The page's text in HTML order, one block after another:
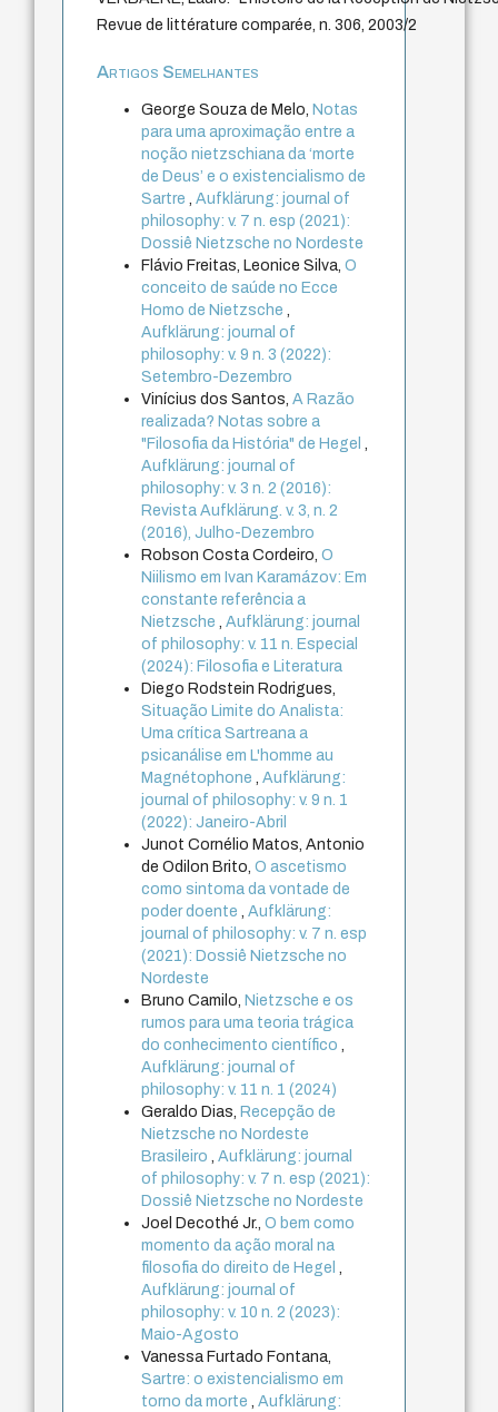
Revue de littérature comparée, n. 306, 2003/2
Artigos Semelhantes
George Souza de Melo, Notas
para uma aproximação entre a
noção nietzschiana da ‘morte
de Deus’ e o existencialismo de
Sartre,Aufklärung: journal of
philosophy: v. 7 n. esp (2021):
Dossiê Nietzsche no Nordeste
Flávio Freitas, Leonice Silva,O
conceito de saúde no Ecce
Homo de Nietzsche,
Aufklärung: journal of
philosophy: v. 9 n. 3 (2022):
Setembro-Dezembro
Vinícius dos Santos,A Razão
realizada? Notas sobre a
"Filosofia da História" de Hegel,
Aufklärung: journal of
philosophy: v. 3 n. 2 (2016):
Revista Aufklärung. v. 3, n. 2
(2016), Julho-Dezembro
Robson Costa Cordeiro,O
Niilismo em Ivan Karamázov: Em
constante referência a
Nietzsche,Aufklärung: journal
of philosophy: v. 11 n. Especial
(2024): Filosofia e Literatura
Diego Rodstein Rodrigues,
Situação Limite do Analista:
Uma crítica Sartreana a
psicanálise em L'homme au
Magnétophone,Aufklärung:
journal of philosophy: v. 9 n. 1
(2022): Janeiro-Abril
Junot Cornélio Matos, Antonio
de Odilon Brito,O ascetismo
como sintoma da vontade de
poder doente,Aufklärung:
journal of philosophy: v. 7 n. esp
(2021): Dossiê Nietzsche no
Nordeste
Bruno Camilo, Nietzsche e os
rumos para uma teoria trágica
do conhecimento científico,
Aufklärung: journal of
philosophy: v. 11 n. 1 (2024)
Geraldo Dias, Recepção de
Nietzsche no Nordeste
Brasileiro,Aufklärung: journal
of philosophy: v. 7 n. esp (2021):
Dossiê Nietzsche no Nordeste
Joel Decothé Jr.,O bem como
momento da ação moral na
filosofia do direito de Hegel,
Aufklärung: journal of
philosophy: v. 10 n. 2 (2023):
Maio-Agosto
Vanessa Furtado Fontana,
Sartre: o existencialismo em
torno da morte,Aufklärung: